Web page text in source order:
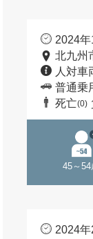
2024
北九州
人対車
普通乗
死亡(0)
45～54
2024